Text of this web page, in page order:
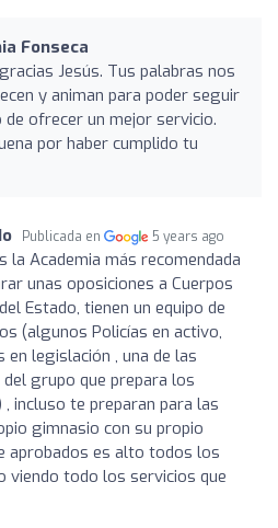
Fonseca
Jesús. Tus palabras nos
y animan para poder seguir
ofrecer un mejor servicio.
por haber cumplido tu
Publicada en 5 years ago
la Academia más recomendada
unas oposiciones a Cuerpos
Estado, tienen un equipo de
(algunos Policías en activo,
legislación , una de las
grupo que prepara los
incluso te preparan para las
gimnasio con su propio
aprobados es alto todos los
viendo todo los servicios que